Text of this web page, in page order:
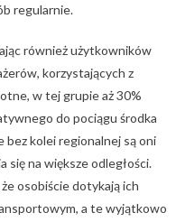
regularnie.
również użytkowników
korzystających z
w tej grupie aż 30%
do pociągu środka
bez kolei regionalnej są oni
się na większe odległości.
osobiście dotykają ich
a te wyjątkowo